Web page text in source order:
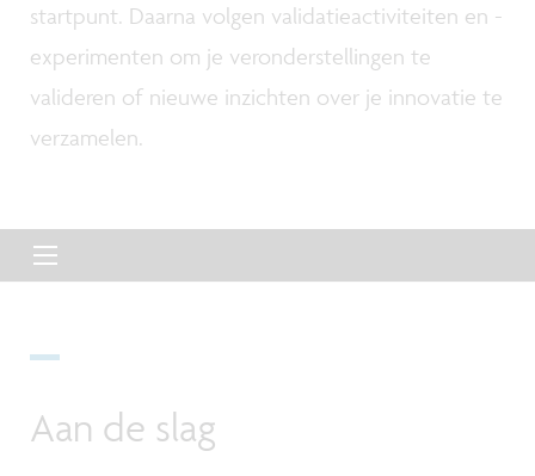
startpunt. Daarna volgen validatieactiviteiten en -
experimenten om je veronderstellingen te
valideren of nieuwe inzichten over je innovatie te
verzamelen.
Aan de slag